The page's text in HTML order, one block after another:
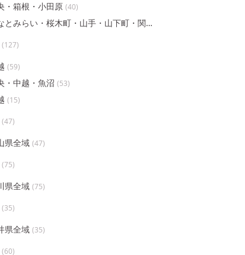
・箱根・小田原 (40)
とみらい・桜木町・山手・山下町・関内
(127)
(59)
・中越・魚沼 (53)
(15)
(47)
県全域 (47)
(75)
県全域 (75)
(35)
県全域 (35)
(60)